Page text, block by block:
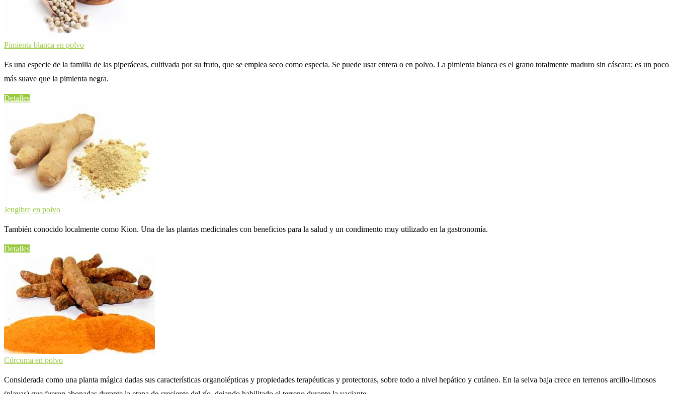
Pimienta blanca en polvo
Es una especie de la familia de las piperáceas, cultivada por su fruto, que se emplea seco como especia. Se puede usar entera o en polvo. La pimienta blanca es el grano totalmente maduro sin cáscara; es un poco
más suave que la pimienta negra.
Detalles
Jengibre en polvo
También conocido localmente como Kion. Una de las plantas medicinales con beneficios para la salud y un condimento muy utilizado en la gastronomía.
Detalles
Cúrcuma en polvo
Considerada como una planta mágica dadas sus características organolépticas y propiedades terapéuticas y protectoras, sobre todo a nivel hepático y cutáneo. En la selva baja crece en terrenos arcillo-limosos